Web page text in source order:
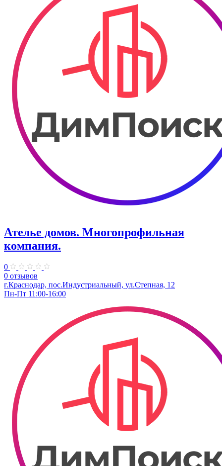
Ателье домов. Многопрофильная
компания.
0
0 отзывов
г.Краснодар, пос.Индустриальный, ул.Степная, 12
Пн-Пт 11:00-16:00